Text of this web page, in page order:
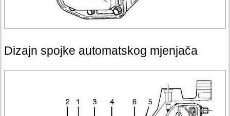
Dizajn spojke automatskog mjenjača